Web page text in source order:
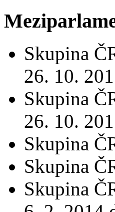
Skupina
26. 10.
Skupina
26. 10.
Skupina
Skupina
Skupina